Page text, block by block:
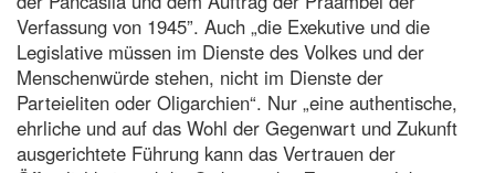
Verfassung von 1945”. Auch „die Exekutive und die
Legislative müssen im Dienste des Volkes und der
Menschenwürde stehen, nicht im Dienste der
Parteieliten oder Oligarchien“. Nur „eine authentische,
ehrliche und auf das Wohl der Gegenwart und Zukunft
ausgerichtete Führung kann das Vertrauen der